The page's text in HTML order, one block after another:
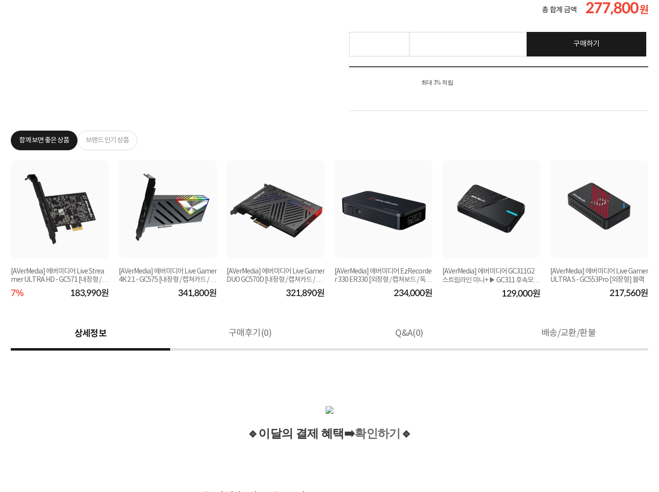
총 합계 금액 277,800원
구매하기
최대 3% 적립
함께 보면 좋은 상품 브랜드 인기 상품
[AVerMedia] 에버미디어 Live Strea
mer ULTRA HD - GC571 [내장형 / 캡
쳐카드 / 4k@60...
7% 183,990원
[AVerMedia] 에버미디어 Live Gamer
4K 2.1 - GC575 [내장형 / 캡쳐카드 / 4k
341,800원
[AVerMedia] 에버미디어 Live Gamer
DUO GC570D [내장형 / 캡쳐카드 / 듀
321,890원
[AVerMedia] 에버미디어 EzRecorde
r 330 ER330 [외장형 / 캡쳐보드 / 독립
234,000원
[AVerMedia] 에버미디어 GC311G2
스트림라인 미니+ ▶ GC311 후속모델
129,000원
[AVerMedia] 에버미디어 Live Gamer
ULTRA S - GC553Pro [외장형] 블랙
217,560원
상세정보 구매후기(0) Q&A(0) 배송/교환/환불
🔹이 달의 결제 혜택 ➡️확인하기 🔹